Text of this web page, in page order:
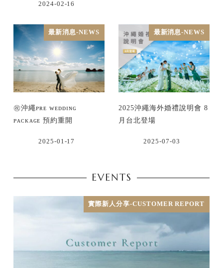
2024-02-16
最新消息-NEWS
㊗沖繩ᴘʀᴇ ᴡᴇᴅᴅɪɴɢ
ᴘᴀᴄᴋᴀɢᴇ 預約重開
2025-01-17
最新消息-NEWS
2025沖繩海外婚禮說明會 8
月台北登場
2025-07-03
EVENTS
實際新人分享-CUSTOMER REPORT